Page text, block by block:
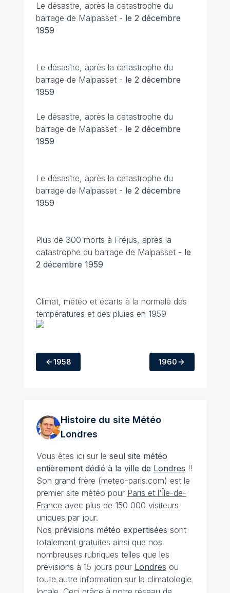
Le désastre, après la catastrophe du
barrage de Malpasset - le 2 décembre
1959
Le désastre, après la catastrophe du
barrage de Malpasset - le 2 décembre
1959
Le désastre, après la catastrophe du
barrage de Malpasset - le 2 décembre
1959
Le désastre, après la catastrophe du
barrage de Malpasset - le 2 décembre
1959
Plus de 300 morts à Fréjus, après la
catastrophe du barrage de Malpasset - le
2 décembre 1959
Climat, météo et écarts à la normale des
températures et des pluies en 1959
1958 1960
Histoire du site Météo
Londres
Vous êtes ici sur le seul site météo
entièrement dédié à la ville de Londres !!
Son grand frère (meteo-paris.com) est le
premier site météo pour Paris et l'Île-de-
France avec plus de 150 000 visiteurs
uniques par jour.
Nos prévisions météo expertisées sont
totalement gratuites ainsi que nos
nombreuses rubriques telles que les
prévisions à 15 jours pour Londres ou
toute autre information sur la climatologie